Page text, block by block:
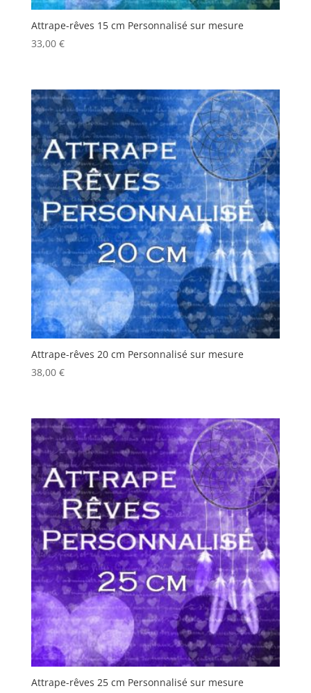
Attrape-rêves 15 cm Personnalisé sur mesure
33,00 €
Attrape-rêves 20 cm Personnalisé sur mesure
38,00 €
Attrape-rêves 25 cm Personnalisé sur mesure